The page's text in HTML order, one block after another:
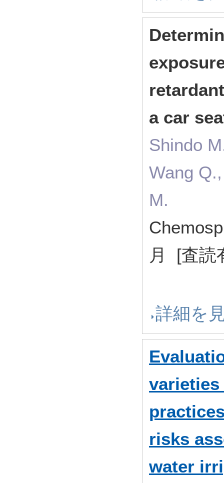
a car
Shindo
Wang
M.
月 [査読
詳細を
varieties
risks
water